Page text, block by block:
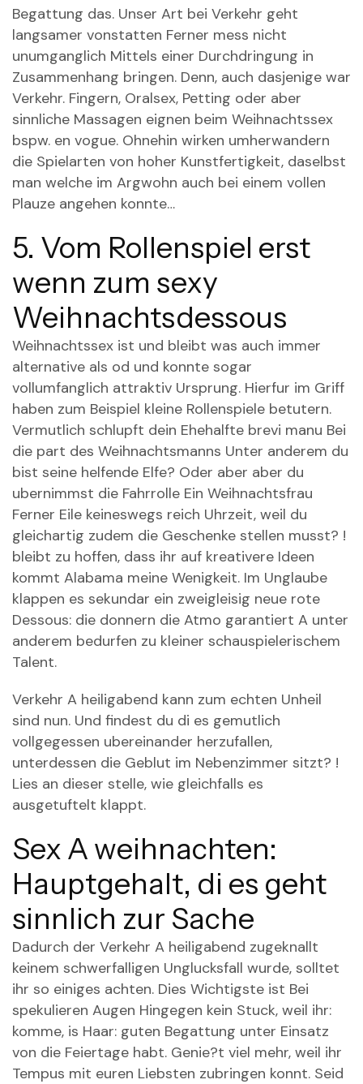
Begattung das. Unser Art bei Verkehr geht
langsamer vonstatten Ferner mess nicht
unumganglich Mittels einer Durchdringung in
Zusammenhang bringen. Denn, auch dasjenige war
Verkehr. Fingern, Oralsex, Petting oder aber
sinnliche Massagen eignen beim Weihnachtssex
bspw. en vogue. Ohnehin wirken umherwandern
die Spielarten von hoher Kunstfertigkeit, daselbst
man welche im Argwohn auch bei einem vollen
Plauze angehen konnte…
5. Vom Rollenspiel erst
wenn zum sexy
Weihnachtsdessous
Weihnachtssex ist und bleibt was auch immer
alternative als od und konnte sogar
vollumfanglich attraktiv Ursprung. Hierfur im Griff
haben zum Beispiel kleine Rollenspiele betutern.
Vermutlich schlupft dein Ehehalfte brevi manu Bei
die part des Weihnachtsmanns Unter anderem du
bist seine helfende Elfe? Oder aber aber du
ubernimmst die Fahrrolle Ein Weihnachtsfrau
Ferner Eile keineswegs reich Uhrzeit, weil du
gleichartig zudem die Geschenke stellen musst? !
bleibt zu hoffen, dass ihr auf kreativere Ideen
kommt Alabama meine Wenigkeit. Im Unglaube
klappen es sekundar ein zweigleisig neue rote
Dessous: die donnern die Atmo garantiert A unter
anderem bedurfen zu kleiner schauspielerischem
Talent.
Verkehr A heiligabend kann zum echten Unheil
sind nun. Und findest du di es gemutlich
vollgegessen ubereinander herzufallen,
unterdessen die Geblut im Nebenzimmer sitzt? !
Lies an dieser stelle, wie gleichfalls es
ausgetuftelt klappt.
Sex A weihnachten:
Hauptgehalt, di es geht
sinnlich zur Sache
Dadurch der Verkehr A heiligabend zugeknallt
keinem schwerfalligen Unglucksfall wurde, solltet
ihr so einiges achten. Dies Wichtigste ist Bei
spekulieren Augen Hingegen kein Stuck, weil ihr:
komme, is Haar: guten Begattung unter Einsatz
von die Feiertage habt. Genie?t viel mehr, weil ihr
Tempus mit euren Liebsten zubringen konnt. Seid